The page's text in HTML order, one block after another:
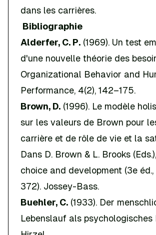
dans les carrières.
Bibliographie
Alderfer, C. P. (1969). Un test
d'une nouvelle théorie des
Organizational Behavior and
Performance, 4(2), 142–175.
Brown, D. (1996). Le modèle
sur les valeurs de Brown pour
carrière et de rôle de vie et la
Dans D. Brown & L. Brooks (Eds.),
choice and development (3e
372). Jossey-Bass.
Buehler, C. (1933). Der
Lebenslauf als psychologisches